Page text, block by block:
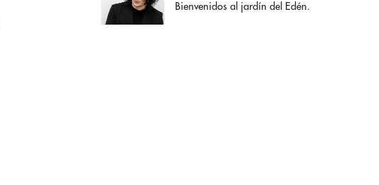
Bienvenidos al jardín del Edén.